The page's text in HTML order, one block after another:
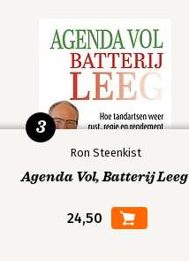
Ron Steenkist
Agenda Vol, Batterij Leeg
24,50
3